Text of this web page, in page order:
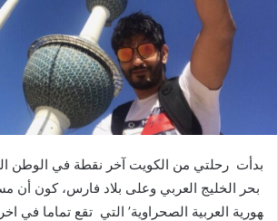
بدأت رحلتي من الكويت آخر نقطة في الوطن
بحر الخليج العربي وعلى بلاد فارس، كون
هورية العربية الصحراوية’ التي تقع تماما في